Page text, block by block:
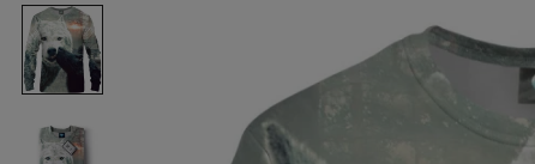
Damska
bluza
Wolfies
bluza
Wolfies